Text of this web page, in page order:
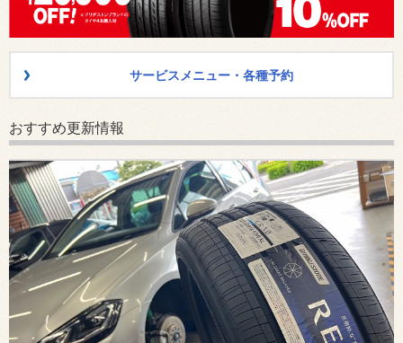
サービスメニュー・各種予約
おすすめ更新情報